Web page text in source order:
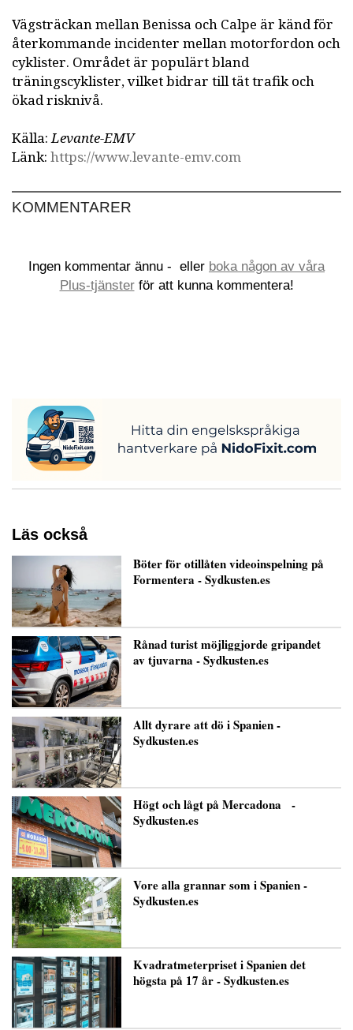
Vägsträckan mellan Benissa och Calpe är känd för
återkommande incidenter mellan motorfordon och
cyklister. Området är populärt bland
träningscyklister, vilket bidrar till tät trafik och
ökad risknivå.
Källa:Levante-EMV
Länk: https://www.levante-emv.com
KOMMENTARER
Ingen kommentar ännu - eller boka någon av våra
Plus-tjänsterför att kunna kommentera!